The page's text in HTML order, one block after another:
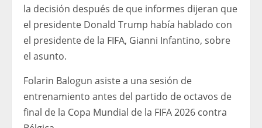
la decisión después de que informes dijeran que
el presidente Donald Trump había hablado con
el presidente de la FIFA, Gianni Infantino, sobre
el asunto.
Folarin Balogun asiste a una sesión de
entrenamiento antes del partido de octavos de
final de la Copa Mundial de la FIFA 2026 contra